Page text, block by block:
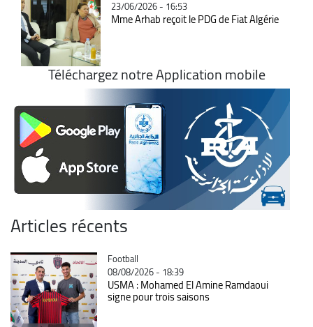
23/06/2026 - 16:53
Mme Arhab reçoit le PDG de Fiat Algérie
Téléchargez notre Application mobile
Articles récents
Catégorie
Football
08/08/2026 - 18:39
USMA : Mohamed El Amine Ramdaoui
signe pour trois saisons